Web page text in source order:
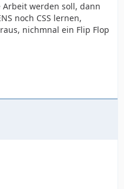
werden soll, dann
noch CSS lernen,
nichmnal ein Flip Flop